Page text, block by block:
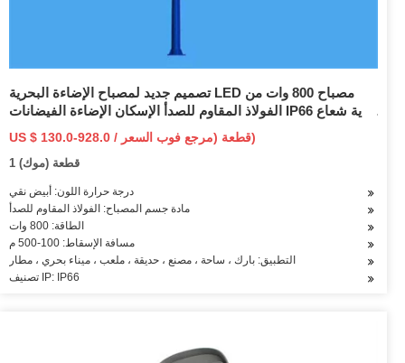
تصميم جديد لمصباح الإضاءة البحرية LED مصباح 800 وات من
الفولاذ المقاوم للصدأ الإسكان الإضاءة الفيضانات IP66 زاوية شعاع
الفيضانات
US $ 130.0-928.0 / قطعة (مرجع فوب السعر)
1 قطعة (موك)
درجة حرارة اللون: أبيض نقي
مادة جسم المصباح: الفولاذ المقاوم للصدأ
الطاقة: 800 وات
مسافة الإسقاط: 100-500 م
التطبيق: بارك ، ساحة ، مصنع ، حديقة ، ملعب ، ميناء بحري ، مطار
تصنيف IP: IP66